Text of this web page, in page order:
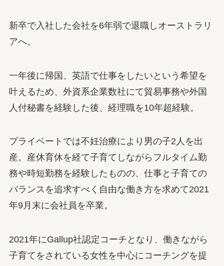
新卒で入社した会社を6年弱で退職しオーストラリ
アへ。
一年後に帰国、英語で仕事をしたいという希望を
叶えるため、外資系企業数社にて貿易事務や外国
人付秘書を経験した後、経理職を10年超経験。
プライベートでは不妊治療により男の子2人を出
産。産休育休を経て子育てしながらフルタイム勤
務や時短勤務を経験したものの、仕事と子育ての
バランスを追求すべく自由な働き方を求めて2021
年9月末に会社員を卒業。
2021年にGallup社認定コーチとなり、働きながら
子育てをされている女性を中心にコーチングを提